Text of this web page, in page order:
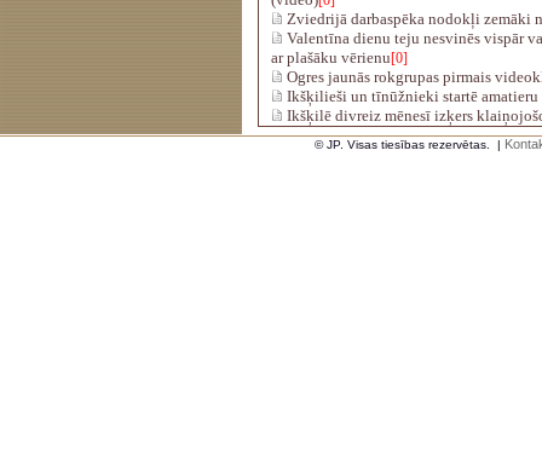
Zviedrijā darbaspēka nodokļi zemāki
Valentīna dienu teju nesvinēs vispār
ar plašāku vērienu[0]
Ogres jaunās rokgrupas pirmais
Ikšķilieši un tīnūžnieki startē
Ikšķilē divreiz mēnesī izķers
© JP. Visas tiesības rezervētas. |